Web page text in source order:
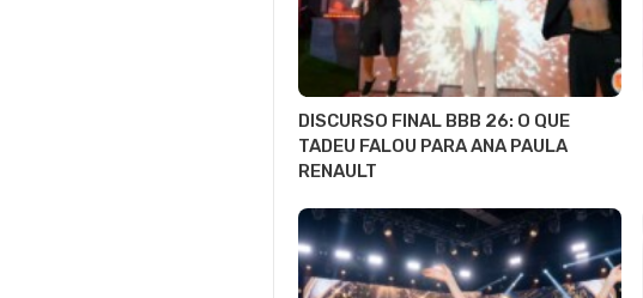
DISCURSO FINAL BBB 26: O QUE
TADEU FALOU PARA ANA PAULA
RENAULT